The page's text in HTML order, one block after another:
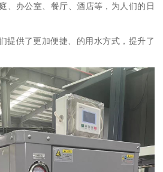
、办公室、餐厅、酒店等，为人们的日
提供了更加便捷、的用水方式，提升了